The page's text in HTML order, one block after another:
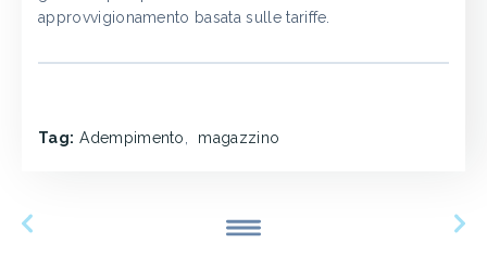
approvvigionamento basata sulle tariffe.
Tag: Adempimento, magazzino